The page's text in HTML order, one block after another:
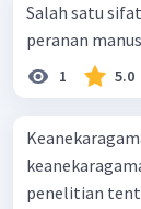
Salah satu
peranan
1 5.0
penelitian